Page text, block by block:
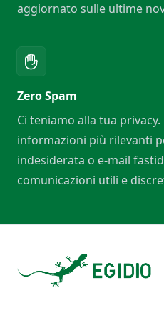
aggiornato sulle ultime
Zero Spam
Ci teniamo alla tua
informazioni più rilevanti
indesiderata o e-mail
comunicazioni utili e